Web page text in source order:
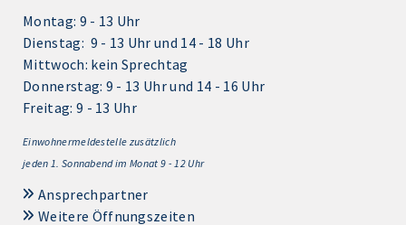
Montag: 9 - 13 Uhr
Dienstag: 9 - 13 Uhr und 14 - 18 Uhr
Mittwoch: kein Sprechtag
Donnerstag: 9 - 13 Uhr und 14 - 16 Uhr
Freitag: 9 - 13 Uhr
Einwohnermeldestelle zusätzlich
jeden 1. Sonnabend im Monat 9 - 12 Uhr
Ansprechpartner
Weitere Öffnungszeiten